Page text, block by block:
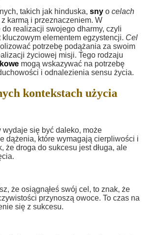
takich jak hinduska, sny o celach
karmą i przeznaczeniem. W
realizacji swojego dharmy, czyli
elementem egzystencji. Cel
potrzebę podążania za swoim
życiowej misji. Tego rodzaju
mogą wskazywać na potrzebę
i odnalezienia sensu życia.
kontekstach użycia
wydaje się być daleko, może
dążenia, które wymagają cierpliwości i
że droga do sukcesu jest długa, ale
że osiągnąłeś swój cel, to znak, że
przynoszą owoce. To czas na
się z sukcesu.